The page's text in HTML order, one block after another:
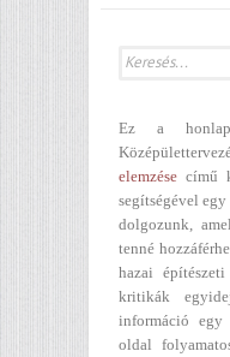
Ez a
elemzése című
segítségével
dolgozunk,
tenné
hazai
kritikák
információ egy
oldal